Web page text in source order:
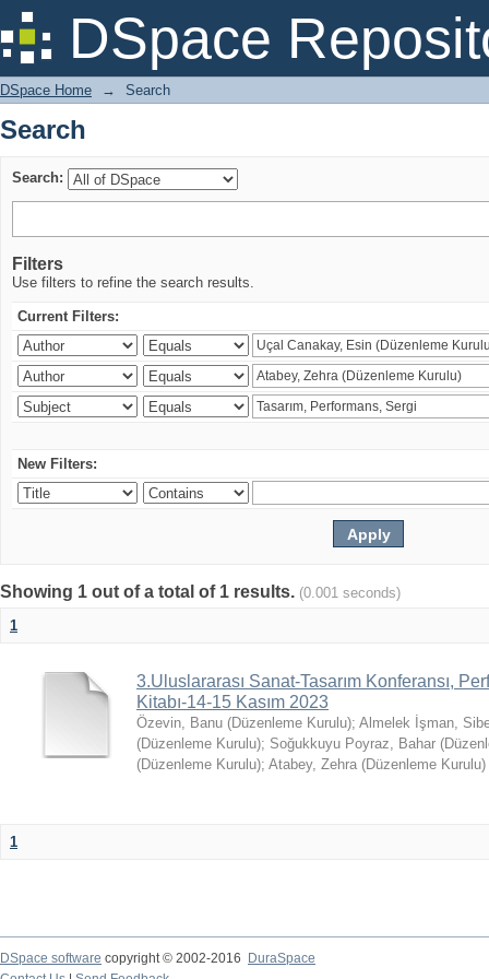
DSpace
Search
DSpace Home → Search
Search
Search:
Filters
Use filters to refine the search results.
Current Filters:
New Filters:
Showing 1 out of a total of 1 results. (0.001 seconds)
1
3.Uluslararası Sanat-Tasarım Konferansı,
Kitabı-14-15 Kasım 2023
Özevin, Banu (Düzenleme Kurulu); Almelek İşman,
(Düzenleme Kurulu); Soğukkuyu Poyraz, Bahar
(Düzenleme Kurulu); Atabey, Zehra (Düzenleme Kurulu)
1
DSpace software copyright © 2002-2016
DuraSpace